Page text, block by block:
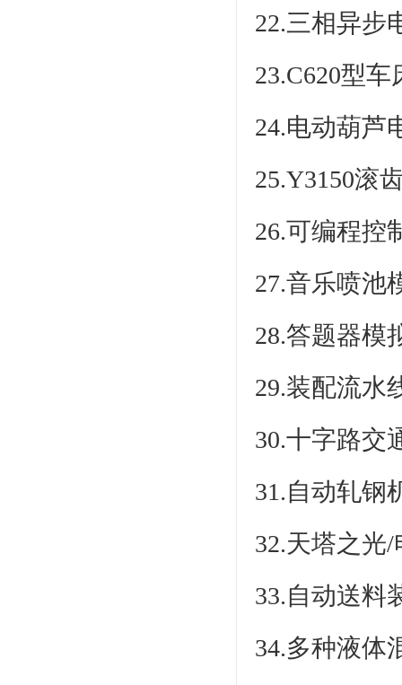
22.三相异步
23.C620型
24.电动葫芦
25.Y3150滚
26.可编程控
27.音乐喷池
28.答题器模
29.装配流水
30.十字路交
31.自动轧钢
32.天塔之光
33.自动送料
34.多种液体